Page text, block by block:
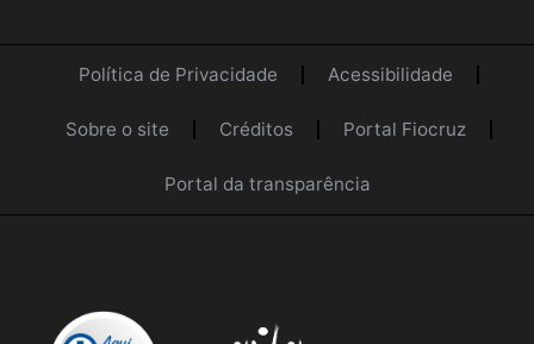
Política de Privacidade Acessibilidade
Sobre o site Créditos Portal Fiocruz
Portal da transparência